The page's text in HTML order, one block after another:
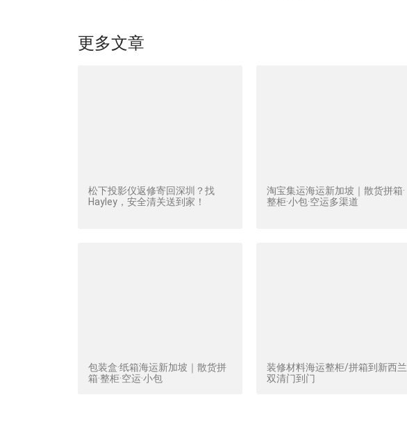
更多文章
松下投影仪返修寄回深圳？找
Hayley，安全清关送到家！
淘宝集运海运新加坡｜散货拼箱·
整柜·小包·空运多渠道
包装盒·纸箱海运新加坡｜散货拼
箱·整柜·空运·小包
装修材料海运整柜/拼箱到新西兰
双清门到门